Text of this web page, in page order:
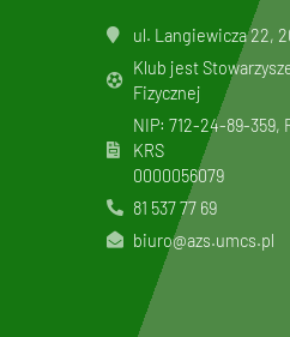
ul. Langiewicza 22,
Klub jest
Fizycznej
NIP: 712-24-89-359,
KRS
0000056079
81 537 77 69
biuro@azs.umcs.pl